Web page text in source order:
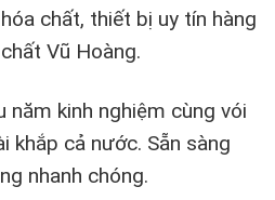
chất, thiết bị uy tín hàng
Vũ Hoàng.
năm kinh nghiệm cùng vói
khắp cả nước. Sẵn sàng
nhanh chóng.